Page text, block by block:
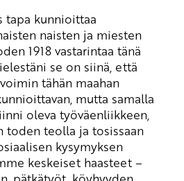
tapa kunnioittaa
naisten ja miesten
1918 vastarintaa tänä
se on siinä, että
tähän maahan
mutta samalla
oleva työväenliikkeen,
toden teolla ja tosissaan
kysymyksen
keskeiset haasteet –